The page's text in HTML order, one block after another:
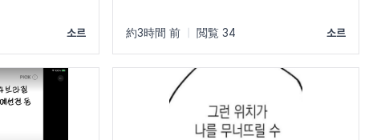
소르 約3時間 前 閲覧 34 소르